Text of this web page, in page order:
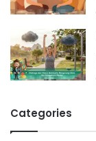
Categories